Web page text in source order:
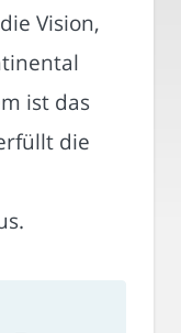
Vision,
ist das
die